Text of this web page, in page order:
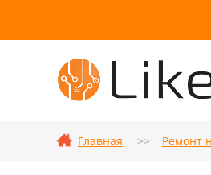
Главная Ремонт